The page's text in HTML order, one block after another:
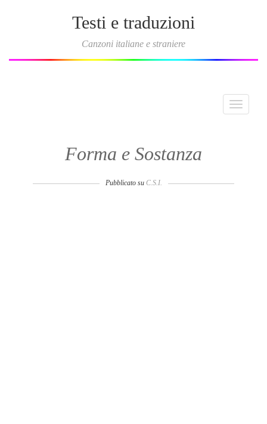
Testi e traduzioni
Canzoni italiane e straniere
Toggle
Forma e Sostanza
Pubblicato su C.S.I.